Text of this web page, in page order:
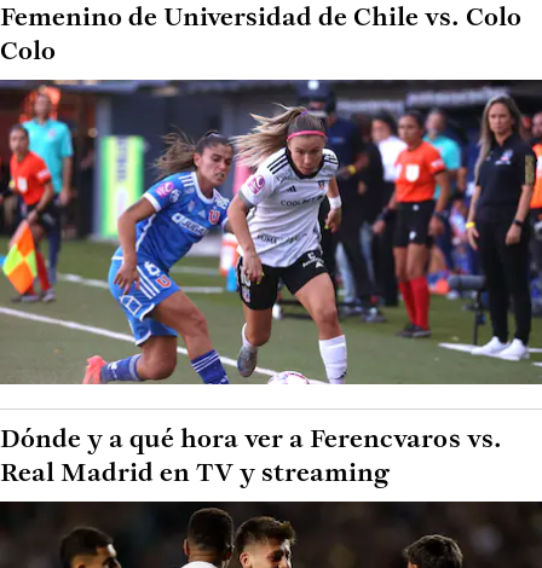
Femenino de Universidad de Chile vs. Colo
Colo
Dónde y a qué hora ver a Ferencvaros vs.
Real Madrid en TV y streaming